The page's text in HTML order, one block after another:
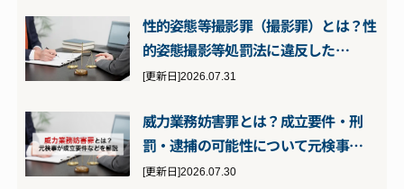
性的姿態等撮影罪（撮影罪）とは？性
的姿態撮影等処罰法に違反した…
[更新日]2026.07.31
威力業務妨害罪とは？成立要件・刑
罰・逮捕の可能性について元検事…
[更新日]2026.07.30